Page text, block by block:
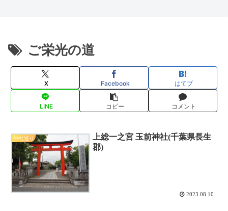
ご栄光の道
X Facebook はてブ
LINE コピー コメント
神社巡り
上総一之宮 玉前神社(千葉県長生
郡)
2023.08.10